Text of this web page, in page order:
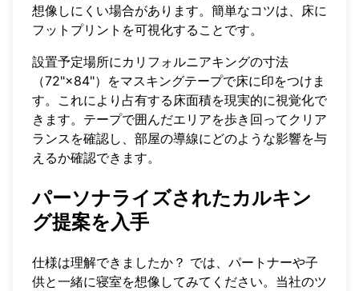
想像しにくい場合があります。簡単なコツは、床に
フットプリントを可視化することです。
設置予定場所にカリフォルニアキングの寸法
（72"×84"）をマスキングテープで床に印をつけま
す。これにより占有する床面積を現実的に視覚化で
きます。テープで囲んだエリアを歩き回ってクリア
ランスを確認し、部屋の導線にどのような影響を与
えるか確認できます。
パーソナライズされたカルキン
グ提案を入手
仕様は理解できましたか？ では、パートナーや子
供と一緒に寝室を想像してみてください。当社のツ